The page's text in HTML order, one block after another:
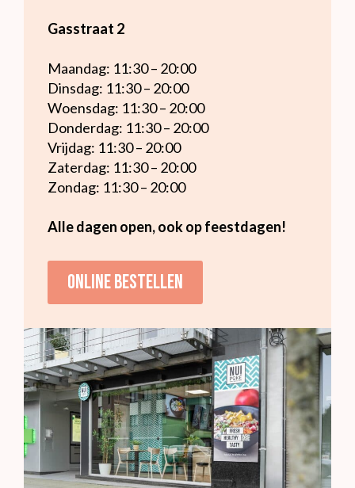
Gasstraat 2
Maandag: 11:30 – 20:00
Dinsdag: 11:30 – 20:00
Woensdag: 11:30 – 20:00
Donderdag: 11:30 – 20:00
Vrijdag: 11:30 – 20:00
Zaterdag: 11:30 – 20:00
Zondag: 11:30 – 20:00
Alle dagen open, ook op feestdagen!
Online bestellen